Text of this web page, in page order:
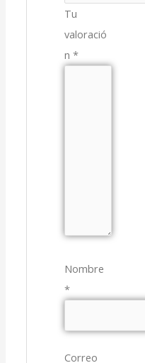
Tu
valoració
n*
Nombre
*
Correo